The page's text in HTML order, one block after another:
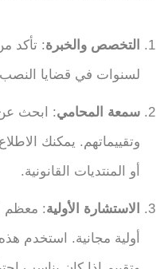
التخصص والخبرة: تأكد
لسنوات في قضايا
سمعة المحامي: ابحث عن
وتقييماتهم. يمكنك
أو المنتديات القانونية.
الاستشارة الأولية: معظم
أولية مجانية. استخدم